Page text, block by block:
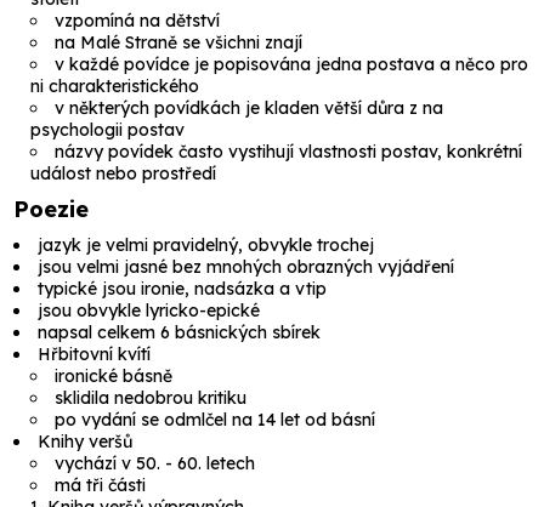
vzpomíná na dětství
na Malé Straně se všichni znají
v každé povídce je popisována jedna postava a něco pro
ni charakteristického
v některých povídkách je kladen větší důra z na
psychologii postav
názvy povídek často vystihují vlastnosti postav, konkrétní
událost nebo prostředí
Poezie
jazyk je velmi pravidelný, obvykle trochej
jsou velmi jasné bez mnohých obrazných vyjádření
typické jsou ironie, nadsázka a vtip
jsou obvykle lyricko-epické
napsal celkem 6 básnických sbírek
Hřbitovní kvítí
ironické básně
sklidila nedobrou kritiku
po vydání se odmlčel na 14 let od básní
Knihy veršů
vychází v 50. - 60. letech
má tři části